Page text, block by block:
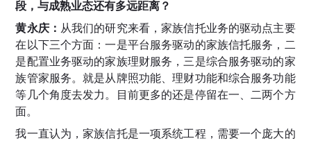
段，与成熟业态还有多远距离？
黄永庆： 从我们的研究来看，家族信托业务的驱动点主要
在以下三个方面：一是平台服务驱动的家族信托服务，二
是配置业务驱动的家族理财服务，三是综合服务驱动的家
族管家服务。就是从牌照功能、理财功能和综合服务功能
等几个角度去发力。目前更多的还是停留在一、二两个方
面。
我一直认为，家族信托是一项系统工程，需要一个庞大的